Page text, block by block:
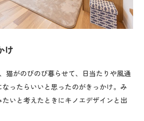
け
猫がのびのび暮らせて、日当たりや風通
なったらいいと思ったのがきっかけ。み
いと考えたときにキノエデザインと出